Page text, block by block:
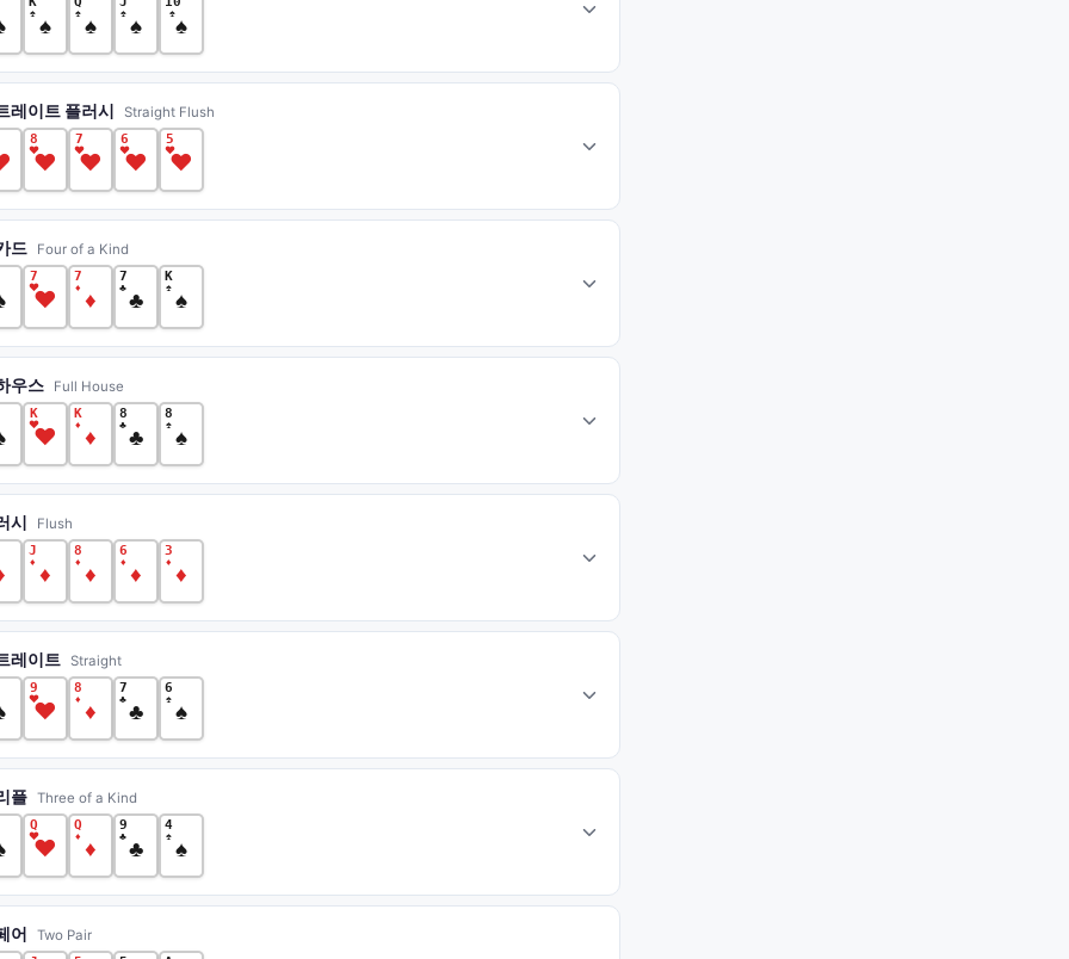
♠ ♠ ♠ ♠ ♠ ♠ ♠♠
레이트 플러시 Straight Flush
8
♥♥
7
♥♥
6
♥♥
5
♥♥
드 Four of a Kind
7
♥♥
7
♦ ♦
7
♣♣
K
♠ ♠
우스 Full House
K
♥♥
K
♦ ♦
8
♣♣
8
♠ ♠
시 Flush
J
♦ ♦
8
♦ ♦
6
♦ ♦
3
♦ ♦
레이트 Straight
9
♥♥
8
♦ ♦
7
♣♣
6
♠ ♠
플 Three of a Kind
Q
♥♥
Q
♦ ♦
9
♣♣
4
♠ ♠
어 Two Pair